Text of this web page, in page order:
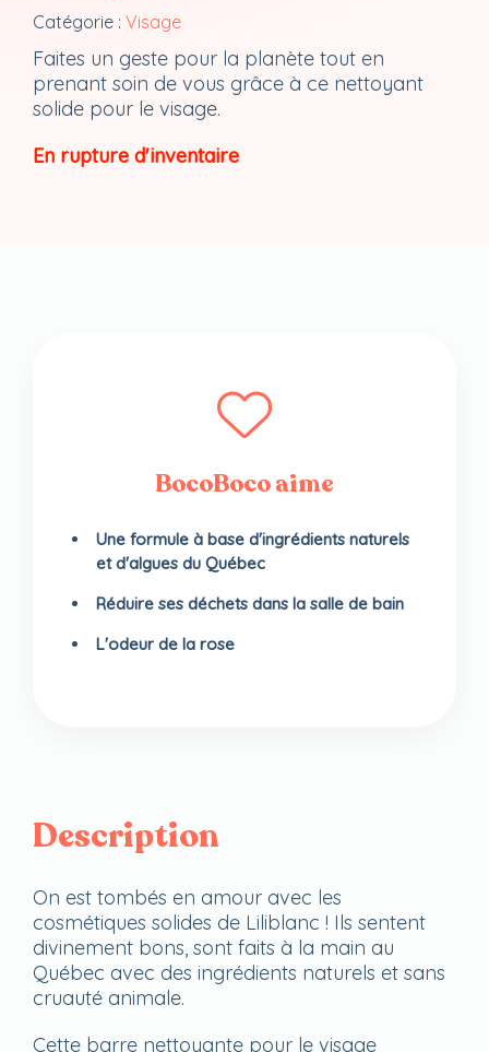
Catégorie : Visage
Faites un geste pour la planète tout en
prenant soin de vous grâce à ce nettoyant
solide pour le visage.
En rupture d'inventaire
Description
On est tombés en amour avec les
cosmétiques solides de Liliblanc ! Ils sentent
divinement bons, sont faits à la main au
Québec avec des ingrédients naturels et sans
cruauté animale.
Cette barre nettoyante pour le visage
BocoBoco aime
Une formule à base d'ingrédients naturels
et d'algues du Québec
Réduire ses déchets dans la salle de bain
L'odeur de la rose